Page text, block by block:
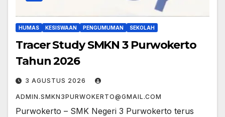
HUMAS KESISWAAN PENGUMUMAN SEKOLAH
Tracer Study SMKN 3 Purwokerto
Tahun 2026
3 AGUSTUS 2026
ADMIN.SMKN3PURWOKERTO@GMAIL.COM
Purwokerto – SMK Negeri 3 Purwokerto terus